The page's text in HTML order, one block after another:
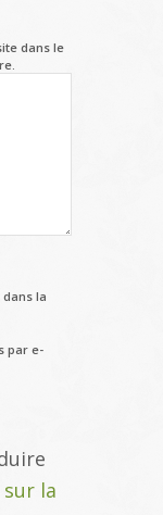
dans le
la
par e-
la